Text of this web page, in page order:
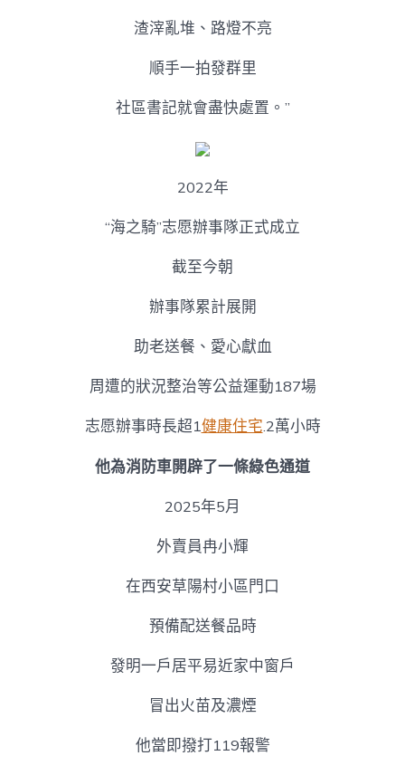
渣滓亂堆、路燈不亮
順手一拍發群里
社區書記就會盡快處置。”
2022年
“海之騎”志愿辦事隊正式成立
截至今朝
辦事隊累計展開
助老送餐、愛心獻血
周遭的狀況整治等公益運動187場
志愿辦事時長超1健康住宅.2萬小時
他為消防車開辟了一條綠色通道
2025年5月
外賣員冉小輝
在西安草陽村小區門口
預備配送餐品時
發明一戶居平易近家中窗戶
冒出火苗及濃煙
他當即撥打119報警